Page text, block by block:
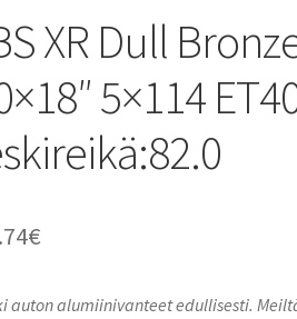
XR Dull
5×114
€
auton alumiinivanteet edullisesti.